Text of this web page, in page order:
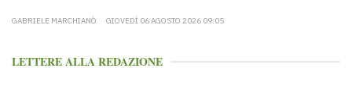
GABRIELE MARCHIANÒ GIOVEDÌ 06 AGOSTO 2026 09:05
LETTERE ALLA REDAZIONE